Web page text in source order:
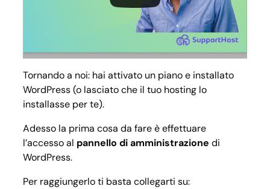
Tornando a noi: hai attivato un piano e installato
WordPress (o lasciato che il tuo hosting lo
installasse per te).
Adesso la prima cosa da fare è effettuare
l’accesso al pannello di amministrazione di
WordPress.
Per raggiungerlo ti basta collegarti su: